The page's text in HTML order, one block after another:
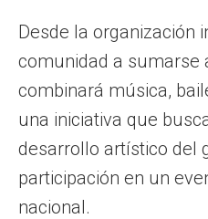
Desde la organización
comunidad a sumarse
combinará música,
una iniciativa que
desarrollo artístico del
participación en un
nacional.